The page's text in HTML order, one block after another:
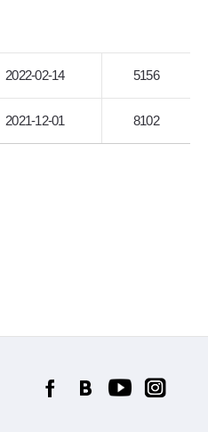
2022-02-14 5156
2021-12-01 8102
FACEBOOK
BLOG